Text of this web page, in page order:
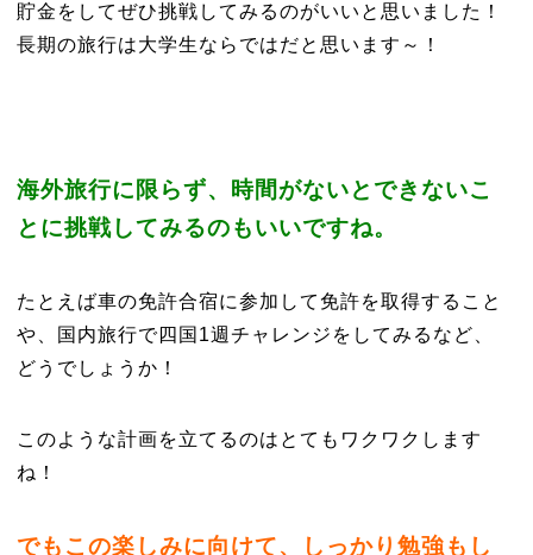
貯金をしてぜひ挑戦してみるのがいいと思いました！
長期の旅行は大学生ならではだと思います～！
海外旅行に限らず、時間がないとできないこ
とに挑戦してみるのもいいですね。
たとえば車の免許合宿に参加して免許を取得すること
や、国内旅行で四国1週チャレンジをしてみるなど、
どうでしょうか！
このような計画を立てるのはとてもワクワクします
ね！
でもこの楽しみに向けて、しっかり勉強もし